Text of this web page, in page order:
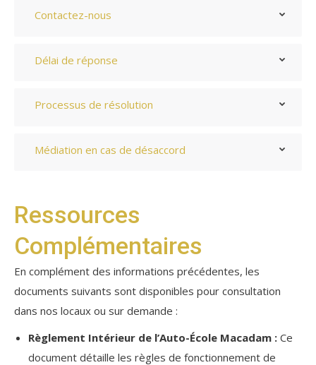
Contactez-nous
Délai de réponse
Processus de résolution
Médiation en cas de désaccord
Ressources
Complémentaires
En complément des informations précédentes, les
documents suivants sont disponibles pour consultation
dans nos locaux ou sur demande :
Règlement Intérieur de l’Auto-École Macadam : Ce
document détaille les règles de fonctionnement de